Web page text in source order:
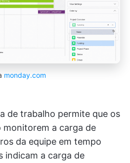
monday.com
de trabalho permite que os
a carga de
da equipe em tempo
indicam a carga de